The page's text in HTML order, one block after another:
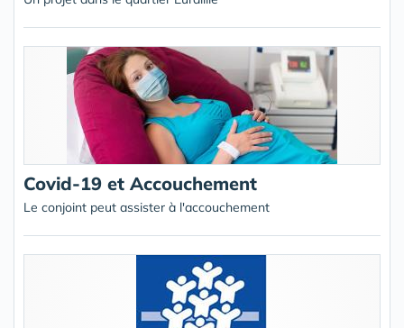
Covid-19 et Accouchement
Le conjoint peut assister à l'accouchement